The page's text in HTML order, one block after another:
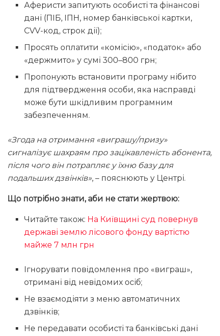
Аферисти запитують особисті та фінансові
дані (ПІБ, ІПН, номер банківської картки,
CVV-код, строк дії);
Просять оплатити «комісію», «податок» або
«держмито» у сумі 300–800 грн;
Пропонують встановити програму нібито
для підтвердження особи, яка насправді
може бути шкідливим програмним
забезпеченням.
«Згода на отримання «виграшу/призу»
сигналізує шахраям про зацікавленість абонента,
після чого він потрапляє у їхню базу для
подальших дзвінків», – пояснюють у Центрі.
Що потрібно знати, аби не стати жертвою:
Читайте також: На Київщині суд повернув
державі землю лісового фонду вартістю
майже 7 млн грн
Ігнорувати повідомлення про «виграш»,
отримані від невідомих осіб;
Не взаємодіяти з меню автоматичних
дзвінків;
Не передавати особисті та банківські дані